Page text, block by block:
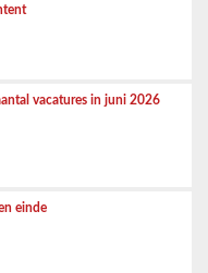
vacatures in juni 2026
einde